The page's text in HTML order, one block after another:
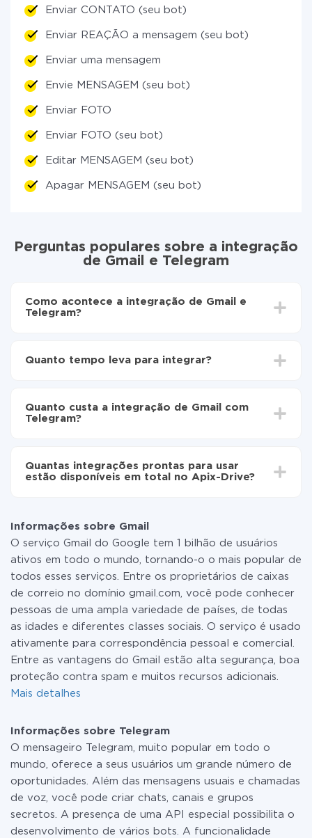
Enviar CONTATO (seu bot)
Enviar REAÇÃO a mensagem (seu bot)
Enviar uma mensagem
Envie MENSAGEM (seu bot)
Enviar FOTO
Enviar FOTO (seu bot)
Editar MENSAGEM (seu bot)
Apagar MENSAGEM (seu bot)
Perguntas populares sobre a integração
de Gmail e Telegram
Como acontece a integração de Gmail e
Telegram?
Telegram
automaticamente de Gmail para Telegram
Quanto tempo leva para integrar?
30 minutos. Em média, a configuração leva de 10 a 15
minutos.
Quanto custa a integração de Gmail com
Telegram?
as tarifas. Você paga apenas pela quantidade de
dados que é realmente transferida de um de seus
ou mudar para um de pago, se necessário. Mais
detalhes sobretarifas.
Quantas integrações prontas para usar
estão disponíveis em total no Apix-Drive?
Informações sobre Gmail
O serviço Gmail do Google tem 1 bilhão de usuários
ativos em todo o mundo, tornando-o o mais popular de
todos esses serviços. Entre os proprietários de caixas
de correio no domínio gmail.com, você pode conhecer
pessoas de uma ampla variedade de países, de todas
as idades e diferentes classes sociais. O serviço é usado
ativamente para correspondência pessoal e comercial.
Entre as vantagens do Gmail estão alta segurança, boa
proteção contra spam e muitos recursos adicionais.
Mais detalhes
Informações sobre Telegram
O mensageiro Telegram, muito popular em todo o
mundo, oferece a seus usuários um grande número de
oportunidades. Além das mensagens usuais e chamadas
de voz, você pode criar chats, canais e grupos
secretos. A presença de uma API especial possibilita o
desenvolvimento de vários bots. A funcionalidade